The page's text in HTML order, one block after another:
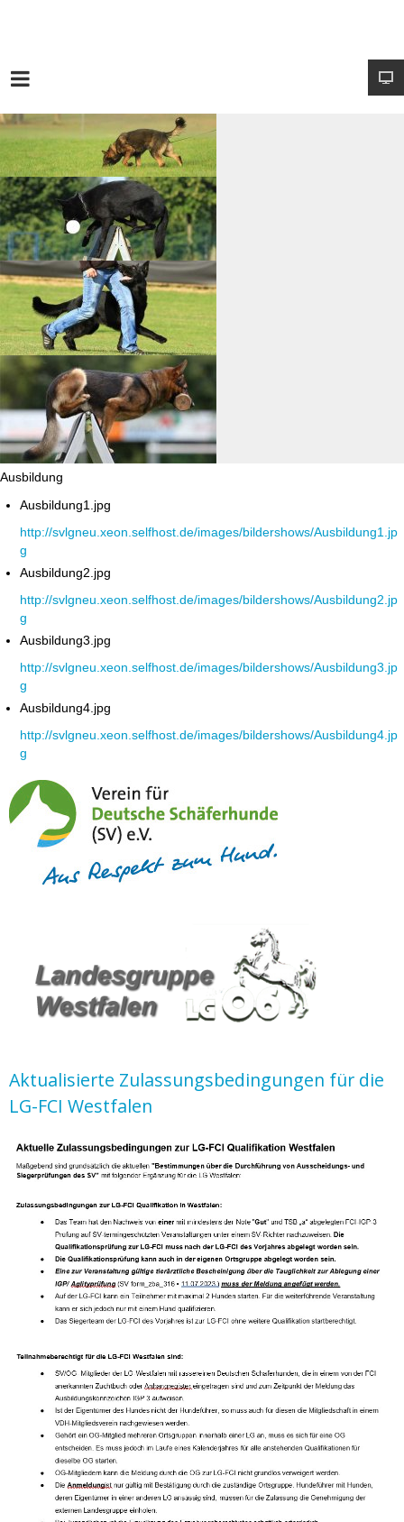
Ausbildung
Ausbildung1.jpg
http://svlgneu.xeon.selfhost.de/images/bildershows/Ausbildung1.jp
g
Ausbildung2.jpg
http://svlgneu.xeon.selfhost.de/images/bildershows/Ausbildung2.jp
g
Ausbildung3.jpg
http://svlgneu.xeon.selfhost.de/images/bildershows/Ausbildung3.jp
g
Ausbildung4.jpg
http://svlgneu.xeon.selfhost.de/images/bildershows/Ausbildung4.jp
g
Aktualisierte Zulassungsbedingungen für die
LG-FCI Westfalen